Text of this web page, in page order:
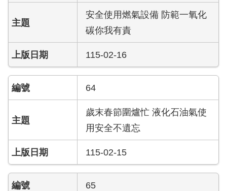
資
訊
公
開
公
文
公
開
區
統
計
資
料
安全使用燃氣設備 防範一氧化
碳你我有責
115-02-16
64
歲末春節圍爐忙 液化石油氣使
用安全不遺忘
115-02-15
65